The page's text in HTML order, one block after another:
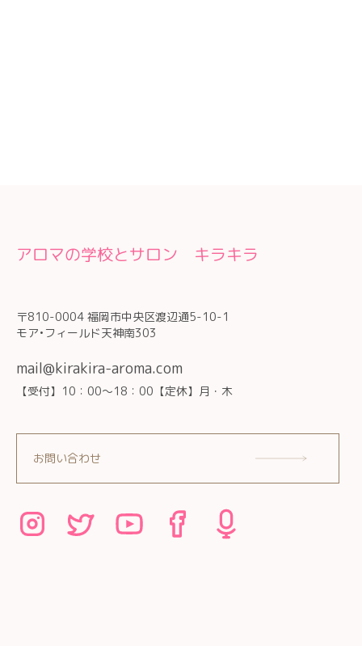
アロマの学校とサロン キラキラ
〒810-0004 福岡市中央区渡辺通5-10-1
モア•フィールド天神南303
mail@kirakira-aroma.com
【受付】10：00～18：00【定休】月・木
お問い合わせ